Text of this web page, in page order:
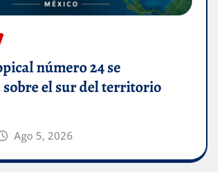
número 24 se
el sur del territorio
Ago 5, 2026